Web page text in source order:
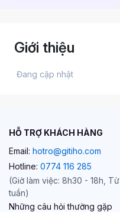
Giới thiệu
Đang cập nhật
HỖ TRỢ KHÁCH HÀNG
Email: hotro@gitiho.com
Hotline: 0774 116 285
(Giờ làm việc: 8h30 - 18h,
tuần)
Những câu hỏi thường gặp